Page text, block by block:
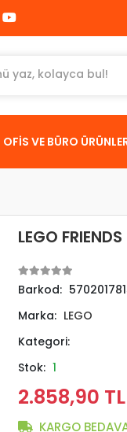
OFİS VE BÜRO
LEGO
Barkod:
Marka: LEGO
Kategori:
Stok: 1
2.858,90 TL
KARGO